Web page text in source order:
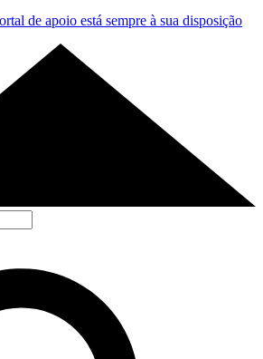
de apoio está sempre à sua disposição